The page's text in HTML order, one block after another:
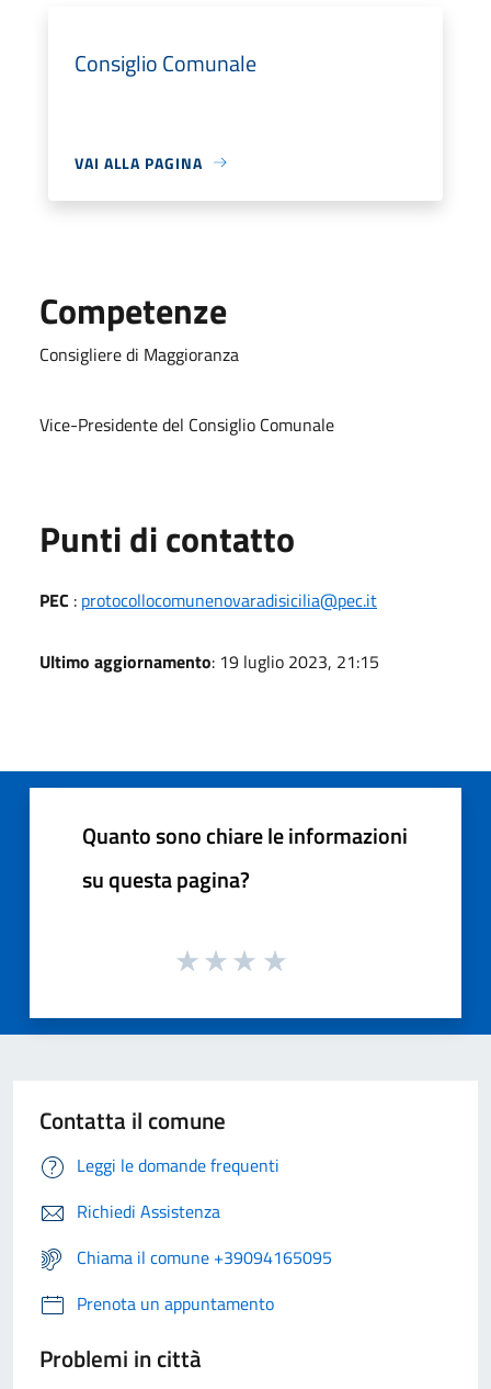
Consiglio Comunale
VAI ALLA PAGINA
Competenze
Consigliere di Maggioranza
Vice-Presidente del Consiglio Comunale
Punti di contatto
PEC : protocollocomunenovaradisicilia@pec.it
Ultimo aggiornamento: 19 luglio 2023, 21:15
Quanto sono chiare le informazioni
su questa pagina?
Contatta il comune
Leggi le domande frequenti
Richiedi Assistenza
Chiama il comune +39094165095
Prenota un appuntamento
Problemi in città